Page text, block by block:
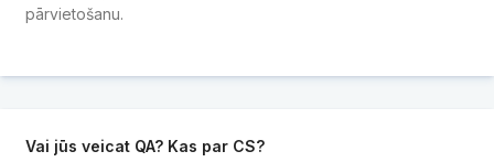
pārvietošanu.
Vai jūs veicat QA? Kas par CS?